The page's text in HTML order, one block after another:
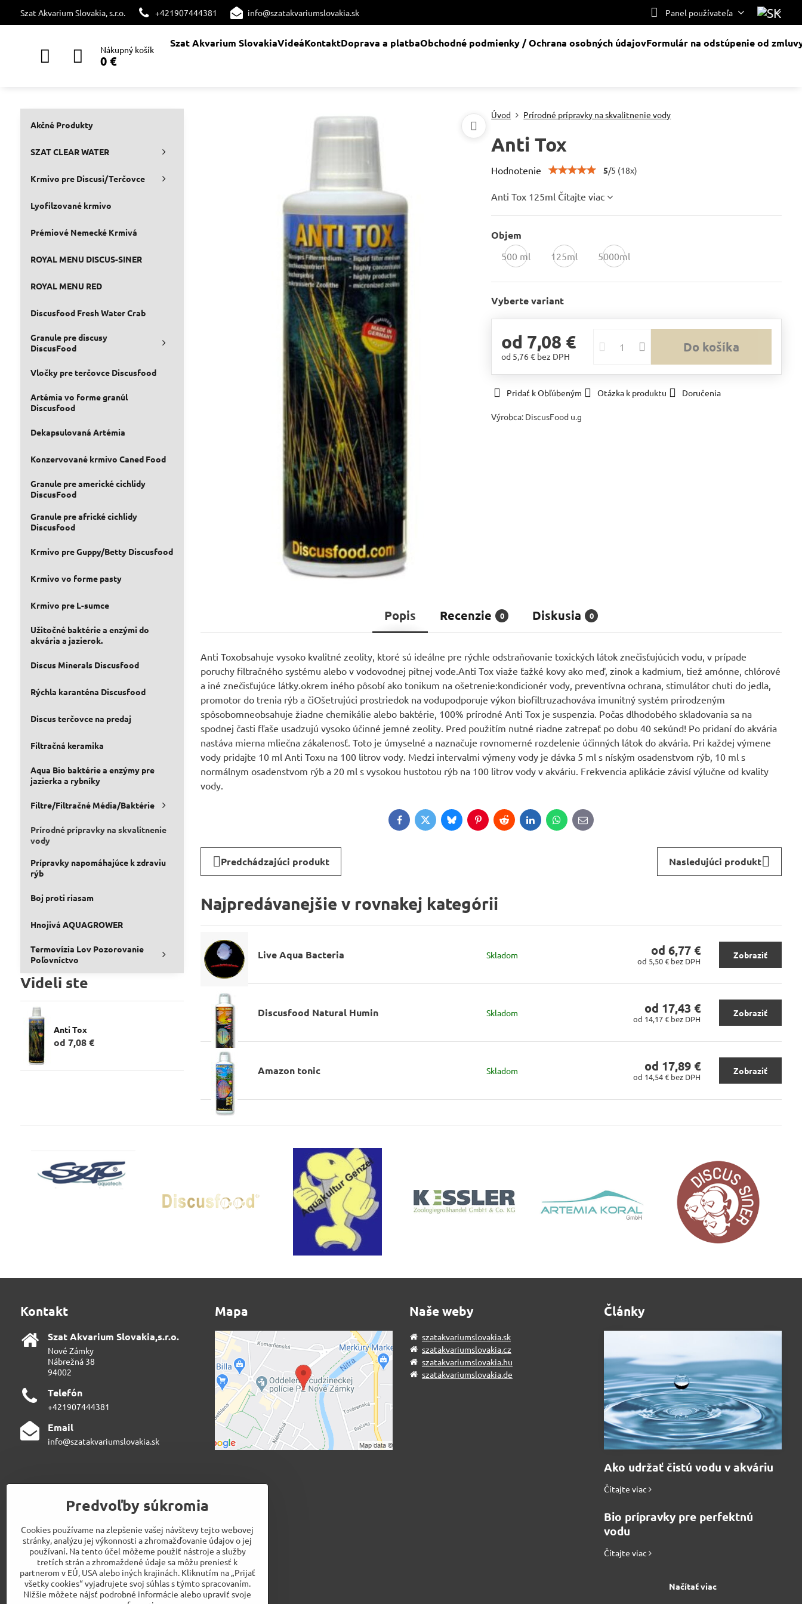
Szat Akvarium Slovakia, s.r.o. +421907444381 info@szatakvariumslovakia.sk Panel používateľa
Nákupný košík
0 €
Szat Akvarium SlovakiaVideáKontaktDoprava a platbaObchodné podmienky / Ochrana osobných údajovFormulár na odstúpenie od
Úvod Prírodné prípravky na skvalitnenie vody
Anti Tox
Hodnotenie 5/5 (18x)
Anti Tox 125ml Čítajte viac
Objem
500 ml
125ml
5000ml
otázku
Vyberte variant
od 7,08 €
od 5,76 € bez DPH
Do košíka
Pridať k Obľúbeným Otázka k produktu Doručenia
Výrobca: DiscusFood u.g
Popis Recenzie 0 Diskusia 0
Anti Toxobsahuje vysoko kvalitné zeolity, ktoré sú ideálne pre rýchle odstraňovanie toxických látok znečisťujúcich vodu, v prípade
poruchy filtračného systému alebo v vodovodnej pitnej vode.Anti Tox viaže ťažké kovy ako meď, zinok a kadmium, tiež amónne, chlórové
a iné znečisťujúce látky.okrem iného pôsobí ako tonikum na ošetrenie:kondicionér vody, preventívna ochrana, stimulátor chuti do jedla,
promotor do trenia rýb a čiOšetrujúci prostriedok na vodupodporuje výkon biofiltruzachováva imunitný systém prirodzeným
spôsobomneobsahuje žiadne chemikálie alebo baktérie, 100% prírodné Anti Tox je suspenzia. Počas dlhodobého skladovania sa na
spodnej časti fľaše usadzujú vysoko účinné jemné zeolity. Pred použitím nutné riadne zatrepať po dobu 40 sekúnd! Po pridaní do akvária
nastáva mierna mliečna zákalenosť. Toto je úmyselné a naznačuje rovnomerné rozdelenie účinných látok do akvária. Pri každej výmene
vody pridajte 10 ml Anti Toxu na 100 litrov vody. Medzi intervalmi výmeny vody je dávka 5 ml s níským osadenstvom rýb, 10 ml s
normálnym osadenstvom rýb a 20 ml s vysokou hustotou rýb na 100 litrov vody v akváriu. Frekvencia aplikácie závisí výlučne od kvality
vody.
FacebookTwitterBlueskyPinterestRedditLinkedInWhatsApp
E-
mail
Predchádzajúci produkt Nasledujúci produkt
Najpredávanejšie v rovnakej kategórii
Live Aqua Bacteria Skladom od 6,77 €
od 5,50 € bez DPH
Zobraziť
Discusfood Natural Humin Skladom od 17,43 €
od 14,17 € bez DPH
Zobraziť
Amazon tonic Skladom od 17,89 €
od 14,54 € bez DPH
Zobraziť
Akčné Produkty
SZAT CLEAR WATER
Krmivo pre Discusi/Terčovce
Lyofilzované krmivo
Prémiové Nemecké Krmivá
ROYAL MENU DISCUS-SINER
ROYAL MENU RED
Discusfood Fresh Water Crab
Granule pre discusy
DiscusFood
Vločky pre terčovce Discusfood
Artémia vo forme granúl
Discusfood
Dekapsulovaná Artémia
Konzervované krmivo Caned Food
Granule pre americké cichlidy
DiscusFood
Granule pre africké cichlidy
Discusfood
Krmivo pre Guppy/Betty Discusfood
Krmivo vo forme pasty
Krmivo pre L-sumce
Užitočné baktérie a enzými do
akvária a jazierok.
Discus Minerals Discusfood
Rýchla karanténa Discusfood
Discus terčovce na predaj
Filtračná keramika
Aqua Bio baktérie a enzýmy pre
jazierka a rybníky
Filtre/Filtračné Média/Baktérie
Prírodné prípravky na skvalitnenie
vody
Prípravky napomáhajúce k zdraviu
rýb
Boj proti riasam
Hnojivá AQUAGROWER
Termovízia Lov Pozorovanie
Poľovníctvo
Videli ste
Anti Tox
od 7,08 €
Kontakt
Szat Akvarium Slovakia,s​.r​.o​.
Nové Zámky
Nábrežná 38
94002
Telefón
+421907444381
Email
info@szatakvariumslovakia.sk
Mapa Naše weby
szatakvariumslovakia.sk
szatakvariumslovakia.cz
szatakvariumslovakia.hu
szatakvariumslovakia.de
Články
Ako udržať čistú vodu v akváriu
Čítajte viac
Bio prípravky pre perfektnú
vodu
Čítajte viac
Načítať viac
Predvoľby súkromia
Cookies používame na zlepšenie vašej návštevy tejto webovej
stránky, analýzu jej výkonnosti a zhromažďovanie údajov o jej
používaní. Na tento účel môžeme použiť nástroje a služby
tretích strán a zhromaždené údaje sa môžu preniesť k
partnerom v EÚ, USA alebo iných krajinách. Kliknutím na „Prijať
všetky cookies“ vyjadrujete svoj súhlas s týmto spracovaním.
Nižšie môžete nájsť podrobné informácie alebo upraviť svoje